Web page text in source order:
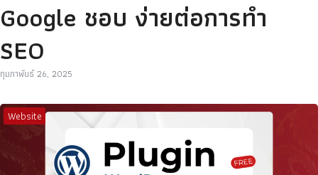
Google ชอบ ง่ายต่อการทำ
SEO
กุมภาพันธ์ 26, 2025
Website